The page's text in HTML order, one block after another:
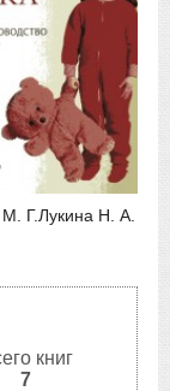
Г.Лукина Н. А.
книг
7